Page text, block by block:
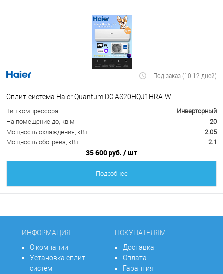
Под заказ (10-12 дней)
Сплит-система Haier Quantum DC AS20HQJ1HRA-W
Тип компрессора
Инверторный
На помещение до, кв.м
20
Мощность охлаждения, кВт:
2.05
Мощность обогрева, кВт:
2.1
35 600 руб. / шт
Подробнее
ИНФОРМАЦИЯ
О компании
Установка сплит-
систем
ПОКУПАТЕЛЯМ
Доставка
Оплата
Гарантия